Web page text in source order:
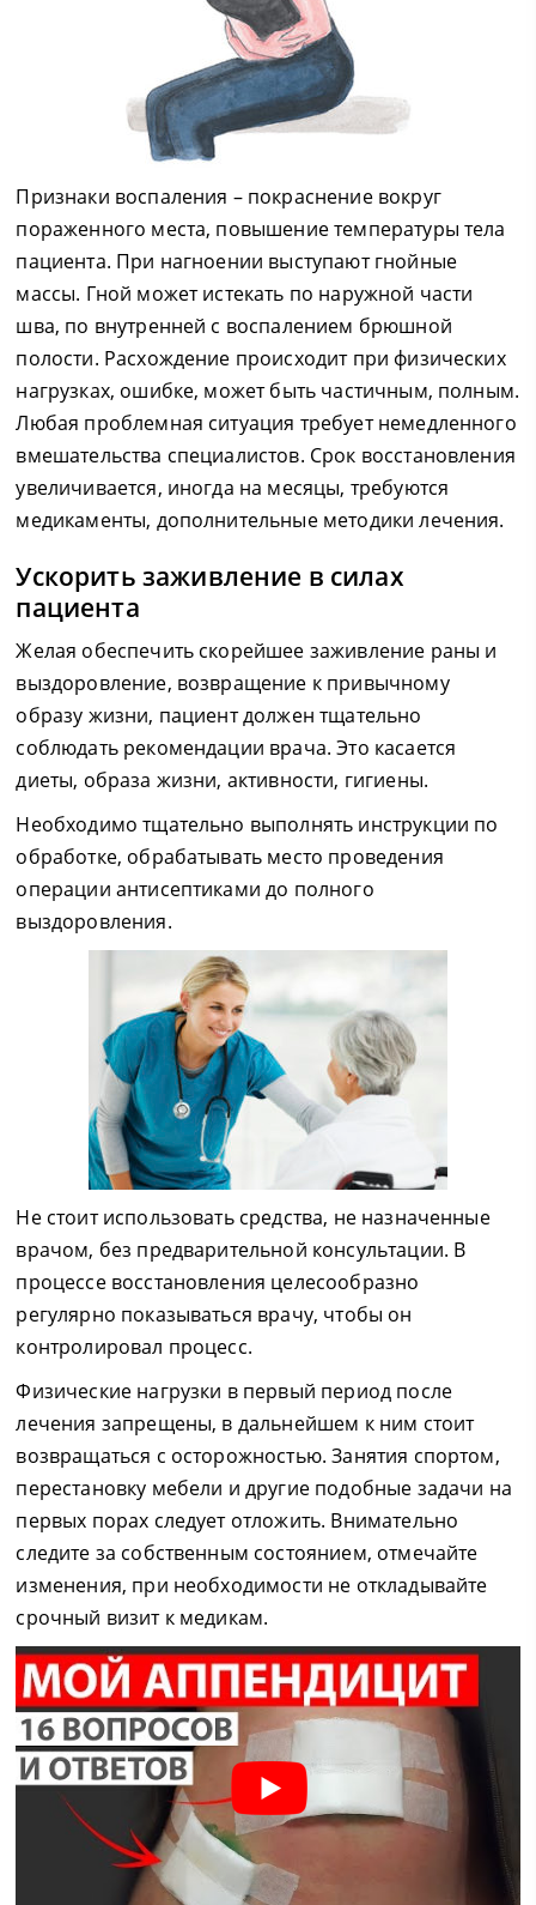
Признаки воспаления – покраснение вокруг
пораженного места, повышение температуры тела
пациента. При нагноении выступают гнойные
массы. Гной может истекать по наружной части
шва, по внутренней с воспалением брюшной
полости. Расхождение происходит при физических
нагрузках, ошибке, может быть частичным, полным.
Любая проблемная ситуация требует немедленного
вмешательства специалистов. Срок восстановления
увеличивается, иногда на месяцы, требуются
медикаменты, дополнительные методики лечения.
Ускорить заживление в силах
пациента
Желая обеспечить скорейшее заживление раны и
выздоровление, возвращение к привычному
образу жизни, пациент должен тщательно
соблюдать рекомендации врача. Это касается
диеты, образа жизни, активности, гигиены.
Необходимо тщательно выполнять инструкции по
обработке, обрабатывать место проведения
операции антисептиками до полного
выздоровления.
Не стоит использовать средства, не назначенные
врачом, без предварительной консультации. В
процессе восстановления целесообразно
регулярно показываться врачу, чтобы он
контролировал процесс.
Физические нагрузки в первый период после
лечения запрещены, в дальнейшем к ним стоит
возвращаться с осторожностью. Занятия спортом,
перестановку мебели и другие подобные задачи на
первых порах следует отложить. Внимательно
следите за собственным состоянием, отмечайте
изменения, при необходимости не откладывайте
срочный визит к медикам.